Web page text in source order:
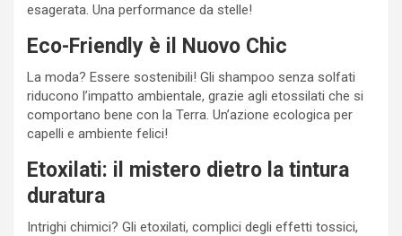
esagerata. Una performance da stelle!
Eco-Friendly è il Nuovo Chic
La moda? Essere sostenibili! Gli shampoo senza solfati
riducono l’impatto ambientale, grazie agli etossilati che si
comportano bene con la Terra. Un’azione ecologica per
capelli e ambiente felici!
Etoxilati: il mistero dietro la tintura
duratura
Intrighi chimici? Gli etoxilati, complici degli effetti tossici,